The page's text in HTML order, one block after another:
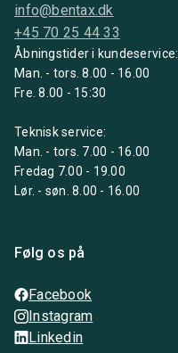
info@bentax.dk
+45 70 25 44 33
Åbningstider i kundeservice:
Man. - tors. 8.00 - 16.00
Fre. 8.00 - 15:30
Teknisk service:
Man. - tors. 7.00 - 16.00
Fredag 7.00 - 19.00
Lør. - søn. 8.00 - 16.00
Følg os på
Facebook
Instagram
Linkedin